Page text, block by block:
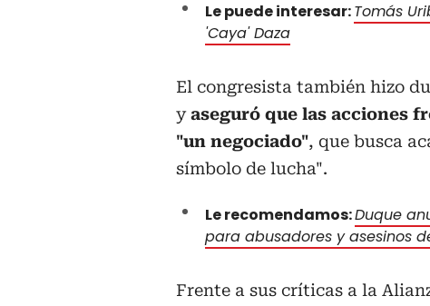
Le puede interesar:Tomás
'Caya' Daza
El congresista también hizo
yaseguró que las acciones
"un negociado", que busca
símbolo de lucha".
Le recomendamos:Duque
para abusadores y asesinos
Frente a sus críticas a la